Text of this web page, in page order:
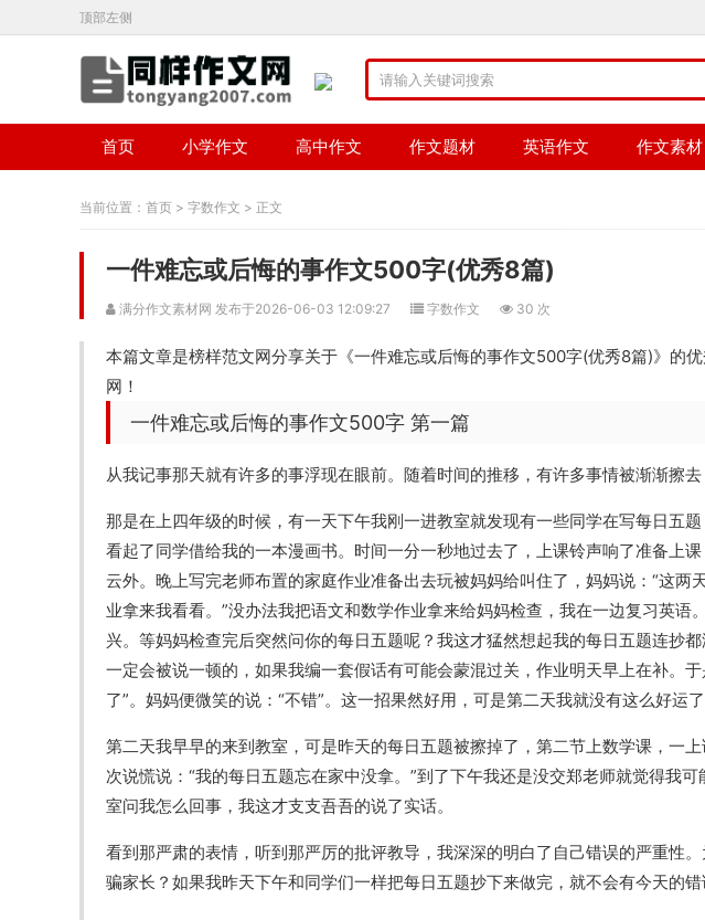
顶部左侧
首页 小学作文 高中作文 作文题材 英语作文 作文素材
当前位置： 首页 > 字数作文 > 正文
一件难忘或后悔的事作文500字(优秀8篇)
满分作文素材网 发布于2026-06-03 12:09:27 字数作文 30 次
本篇文章是榜样范文网分享关于《一件难忘或后悔的事作文500字(优秀8篇)》的
网！
一件难忘或后悔的事作文500字 第一篇
从我记事那天就有许多的事浮现在眼前。随着时间的推移，有许多事情被渐渐擦去
那是在上四年级的时候，有一天下午我刚一进教室就发现有一些同学在写每日五
看起了同学借给我的一本漫画书。时间一分一秒地过去了，上课铃声响了准备上
云外。晚上写完老师布置的家庭作业准备出去玩被妈妈给叫住了，妈妈说：“这两
业拿来我看看。”没办法我把语文和数学作业拿来给妈妈检查，我在一边复习英语
兴。等妈妈检查完后突然问你的每日五题呢？我这才猛然想起我的每日五题连抄
一定会被说一顿的，如果我编一套假话有可能会蒙混过关，作业明天早上在补。
了”。妈妈便微笑的说：“不错”。这一招果然好用，可是第二天我就没有这么好运了
第二天我早早的来到教室，可是昨天的每日五题被擦掉了，第二节上数学课，一
次说慌说：“我的每日五题忘在家中没拿。”到了下午我还是没交郑老师就觉得我
室问我怎么回事，我这才支支吾吾的说了实话。
看到那严肃的表情，听到那严厉的批评教导，我深深的明白了自己错误的严重性
骗家长？如果我昨天下午和同学们一样把每日五题抄下来做完，就不会有今天的错